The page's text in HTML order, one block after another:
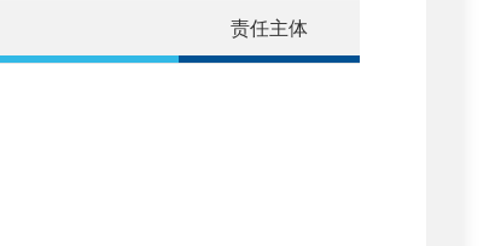
责任主体